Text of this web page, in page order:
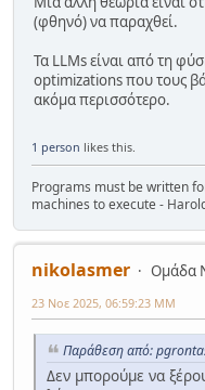
print("\n--- ΔΥΟ
print (f"1η
{best1_score}
if best2_score
if
total_students
percentage
print
{percentage:.2
(φθηνό) να παραχθεί.
Τα LLMs είναι από τη
optimizations που τους
ακόμα περισσότερο.
1 person likes this.
Programs must be written
machines to execute -
nikolasmer
Ομάδα
23 Νοε 2025, 06:59:23 ΜΜ
Παράθεση από:
Δεν μπορούμε να